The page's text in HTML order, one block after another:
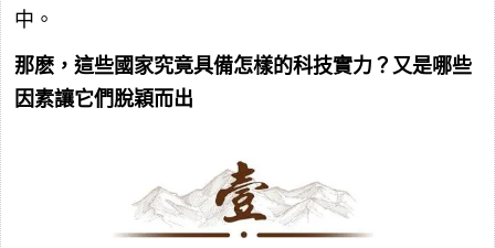
中。
那麽，這些國家究竟具備怎樣的科技實力？又是哪些
因素讓它們脫穎而出